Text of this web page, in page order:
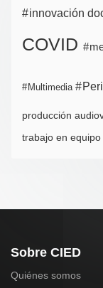
innovación
COVID
Multimedia
producción
trabajo en equipo
Sobre CIED
Quiénes somos